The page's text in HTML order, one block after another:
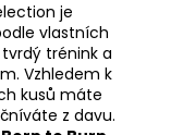
je
vlastních
trénink a
Vzhledem k
kusů máte
z davu.